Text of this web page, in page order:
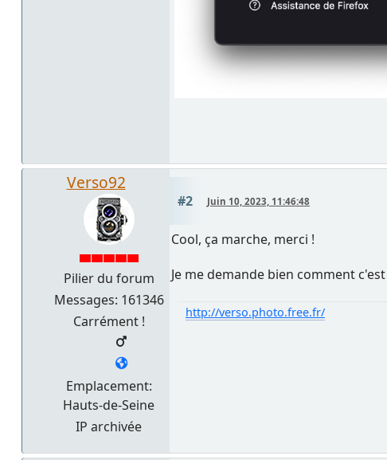
Verso92
Pilier du forum
Messages: 161346
Carrément !
Emplacement:
Hauts-de-Seine
IP archivée
#2 Juin 10, 2023, 11:46:48
Cool, ça marche, merci !
Je me demande bien comment
http://verso.photo.free.fr/